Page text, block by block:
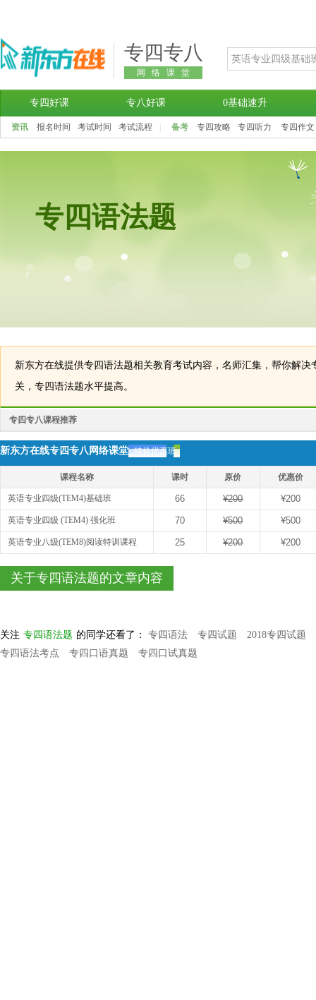
专四专八
网络课堂
专四好课 专八好课 0基础速升
资讯 报名时间 考试时间 考试流程 备考 专四攻略 专四听力 专四作文
专四语法题
新东方在线提供专四语法题相关教育考试内容，名师汇集，帮你解决
关，专四语法题水平提高。
专四专八课程推荐
新东方在线专四专八网络课堂 特价优惠班
课程名称 课时 原价 优惠价
英语专业四级(TEM4)基础班 66 ¥200 ¥200
英语专业四级 (TEM4) 强化班 70 ¥500 ¥500
英语专业八级(TEM8)阅读特训课程 25 ¥200 ¥200
关于专四语法题的文章内容
关注 专四语法题 的同学还看了： 专四语法 专四试题
2018专四试题
专四语法考点
专四口语真题 专四口试真题